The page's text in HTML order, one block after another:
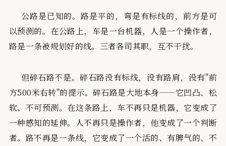
公路是已知的。路是平的，弯是有标线的，前方是可
以预测的。在公路上，车是一台机器，人是一个操作者，
路是一条被规划好的线。三者各司其职，互不干扰。
但碎石路不是。碎石路没有标线，没有路肩，没有"前
方500米右转"的提示。碎石路是大地本身——它凹凸、松
软、不可预测。在这条路上，车不再只是机器，它变成了
一种感知的延伸。人不再只是操作者，他变成了一个判断
者。路不再是一条线，它变成了一个活的、有脾气的、不